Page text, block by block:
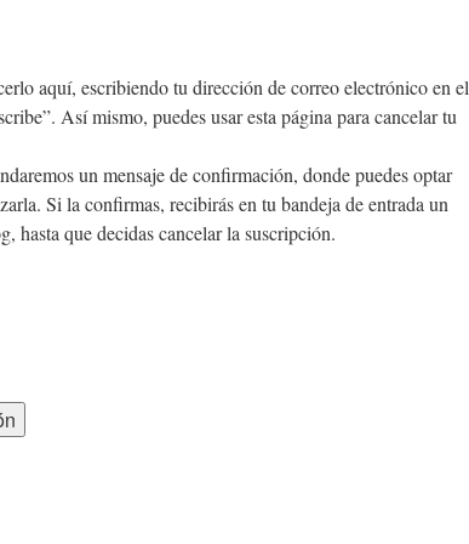
aquí, escribiendo tu dirección de correo electrónico en el
Así mismo, puedes usar esta página para cancelar tu
un mensaje de confirmación, donde puedes optar
Si la confirmas, recibirás en tu bandeja de entrada un
hasta que decidas cancelar la suscripción.